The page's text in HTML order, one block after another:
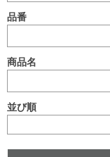
品番
商品名
並び順